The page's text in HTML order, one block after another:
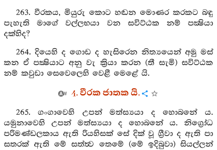
263. වීරකය, මියුරු කොට හඬන මොණර කරකට බඳු
පැහැති මාගේ වල්ලභයා වන සවිට්ඨක නම් පක්‍ෂියා
දක්හිද?
264. දියෙහි ද ගොඩ ද හැසිරෙන නිත්‍යයෙන් අමු මස්
කන ඒ පක්‍ෂියාට අනු වැ ක්‍රියා කරන (තී සැමි) සවිට්ඨක
නම් කවුඩා සෙවෙලෙහි වෙළී මෙළේ යි.
4. වීරක ජාතක යි.
265. ගංගාවෙහි උපන් මත්ස්‍යයා ද හොබනේ ය.
යමුනාවෙහි උපන් මත්ස්‍යයා ද හොබනේ ය. නිග්‍රෝධ
පරිමණ්ඩලකාය ඇති රියහිසක් සේ දික් වූ ග්‍රීවා ද ඇති පා
සතරක් ඇති මේ සත්ත්‍ව තෙමේ (මේ ඉදිබුවා) සියල්ලන්